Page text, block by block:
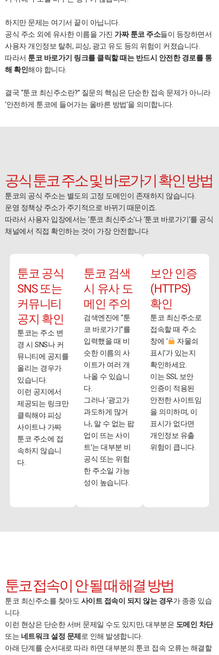
하지만 문제는 여기서 끝이 아닙니다.
공식 주소 외에 유사한 이름을 가진 가짜 툰코 주소들이 등장하면서
사용자 개인정보 탈취, 피싱, 광고 유도 등의 위험이 커졌습니다.
따라서 툰코 바로가기 링크를 클릭할 때는 반드시 안전한 경로를 통
해 확인해야 합니다.
결국 “툰코 최신주소란?” 질문의 핵심은 단순한 접속 문제가 아니라
‘안전하게 툰코에 들어가는 올바른 방법’을 의미합니다.
공식 툰코 주소 및 바로가기 확인 방법
툰코의 공식 주소는 별도의 고정 도메인이 존재하지 않습니다.
운영 정책상 주소가 주기적으로 바뀌기 때문이죠.
따라서 사용자 입장에서는 ‘툰코 최신주소’나 ‘툰코 바로가기’를 공식
채널에서 직접 확인하는 것이 가장 안전합니다.
툰코 공식
SNS 또는
커뮤니티
공지 확인
툰코는 주소 변
경 시 SNS나 커
뮤니티에 공지를
올리는 경우가
있습니다.
이런 공지에서
제공되는 링크만
클릭해야 피싱
사이트나 가짜
툰코 주소에 접
속하지 않습니
다.
툰코 검색
시 유사 도
메인 주의
검색엔진에 “툰
코 바로가기”를
입력했을 때 비
슷한 이름의 사
이트가 여러 개
나올 수 있습니
다.
그러나 ‘광고가
과도하게 많거
나, 알 수 없는 팝
업이 뜨는 사이
트’는 대부분 비
공식 또는 위험
한 주소일 가능
성이 높습니다.
보안 인증
(HTTPS)
확인
툰코 최신주소로
접속할 때 주소
창에 ‘
자물쇠
표시’가 있는지
확인하세요.
이는 SSL 보안
인증이 적용된
안전한 사이트임
을 의미하며, 이
표시가 없다면
개인정보 유출
위험이 큽니다.
툰코 접속이 안 될 때 해결 방법
툰코 최신주소를 찾아도 사이트 접속이 되지 않는 경우가 종종 있습
니다.
이런 현상은 단순한 서버 문제일 수도 있지만, 대부분은 도메인 차단
또는 네트워크 설정 문제로 인해 발생합니다.
아래 단계를 순서대로 따라 하면 대부분의 툰코 접속 오류는 해결할